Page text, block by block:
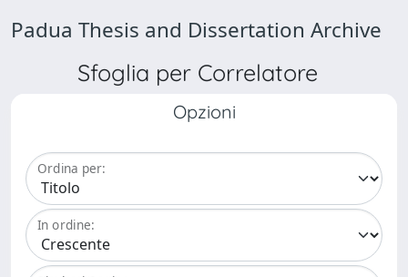
Padua Thesis and Dissertation Archive
Sfoglia per Correlatore
Opzioni
Ordina per:
In ordine: